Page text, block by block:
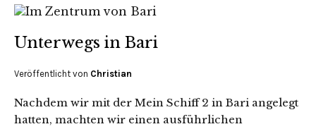
Unterwegs in Bari
Veröffentlicht von Christian
Nachdem wir mit der Mein Schiff 2 in Bari angelegt
hatten, machten wir einen ausführlichen